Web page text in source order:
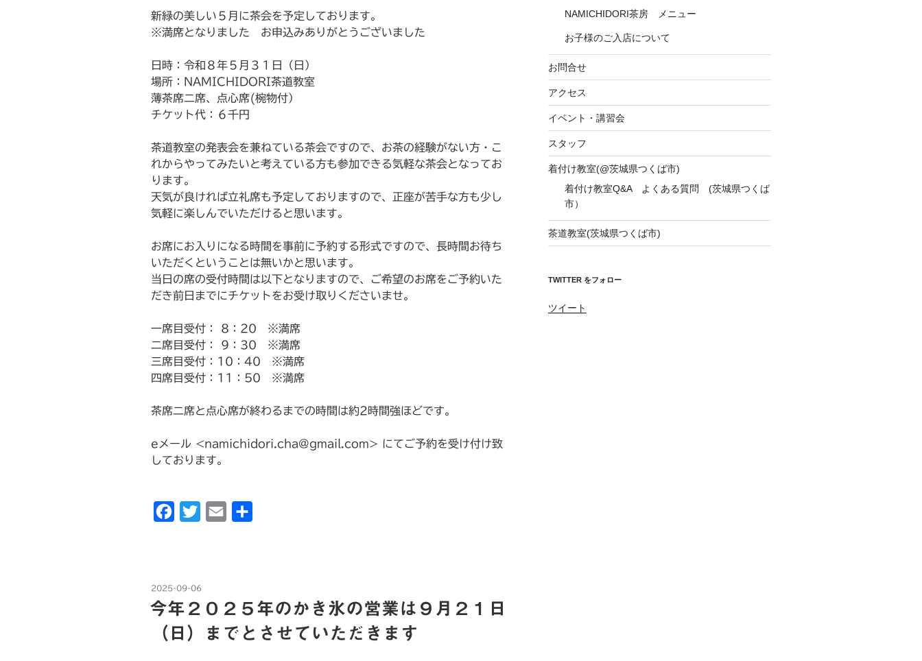
新緑の美しい５月に茶会を予定しております。
※満席となりました お申込みありがとうございました
日時：令和８年５月３１日（日）
場所：NAMICHIDORI茶道教室
薄茶席二席、点心席(椀物付）
チケット代：６千円
茶道教室の発表会を兼ねている茶会ですので、お茶の経験がない方・こ
れからやってみたいと考えている方も参加できる気軽な茶会となってお
ります。
天気が良ければ立礼席も予定しておりますので、正座が苦手な方も少し
気軽に楽しんでいただけると思います。
お席にお入りになる時間を事前に予約する形式ですので、長時間お待ち
いただくということは無いかと思います。
当日の席の受付時間は以下となりますので、ご希望のお席をご予約いた
だき前日までにチケットをお受け取りくださいませ。
一席目受付： 8：20 ※満席
二席目受付： 9：30 ※満席
三席目受付：10：40 ※満席
四席目受付：11：50 ※満席
茶席二席と点心席が終わるまでの時間は約2時間強ほどです。
eメール <namichidori.cha@gmail.com> にてご予約を受け付け致
しております。
b
o
o
t
e
投
日:
2025-09-06
今年２０２５年のかき氷の営業は９月２１日
（日）までとさせていただきます
NAMICHIDORI茶房 メニュー
お子様のご入店について
お問合せ
アクセス
イベント・講習会
スタッフ
着付け教室(@茨城県つくば市)
着付け教室Q&A よくある質問 (茨城県つくば
市）
茶道教室(茨城県つくば市)
TWITTER をフォロー
ツイート